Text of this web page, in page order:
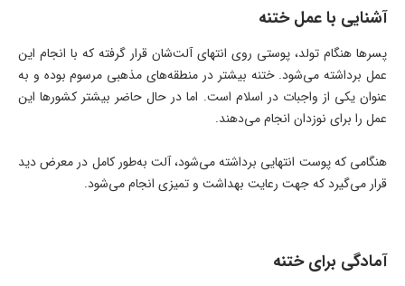
آشنایی با عمل ختنه
پسرها هنگام تولد، پوستی روی انتهای آلت‌شان قرار گرفته که با انجام این
عمل برداشته می‌شود. ختنه بیشتر در منطقه‌های مذهبی مرسوم بوده و به
عنوان یکی از واجبات در اسلام است. اما در حال حاضر بیشتر کشورها این
عمل را برای نوزدان انجام می‌دهند.
هنگامی که پوست انتهایی برداشته می‌شود، آلت به‌طور کامل در معرض دید
قرار می‌گیرد که جهت رعایت بهداشت و تمیزی انجام می‌شود.
آمادگی برای ختنه